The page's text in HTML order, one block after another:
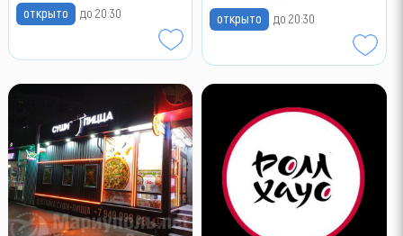
открыто до 20:30 открыто до 20:30